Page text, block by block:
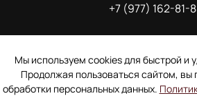
+7 (977) 162-81-
Пользовательское
Электронное согласие
Согласие на обработку
Мы используем cookies для быстрой и
Продолжая пользоваться сайтом, вы
обработки персональных данных.